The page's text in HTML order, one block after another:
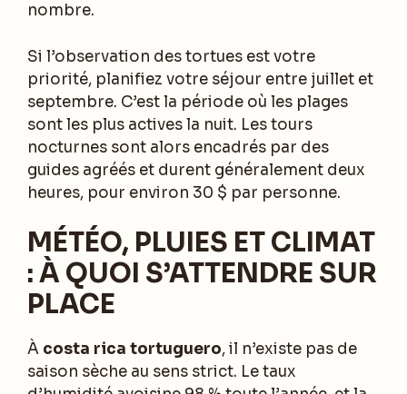
nombre.
Si l’observation des tortues est votre
priorité, planifiez votre séjour entre juillet et
septembre. C’est la période où les plages
sont les plus actives la nuit. Les tours
nocturnes sont alors encadrés par des
guides agréés et durent généralement deux
heures, pour environ 30 $ par personne.
MÉTÉO, PLUIES ET CLIMAT
: À QUOI S’ATTENDRE SUR
PLACE
À costa rica tortuguero, il n’existe pas de
saison sèche au sens strict. Le taux